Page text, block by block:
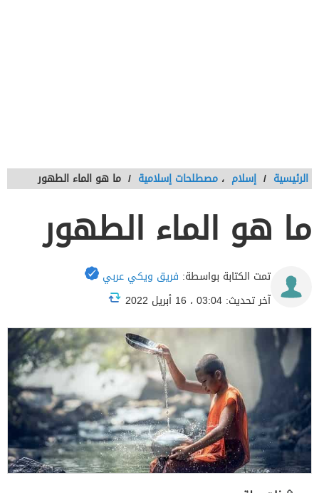
الرئيسية / إسلام ، مصطلحات إسلامية / ما هو الماء الطهور
ما هو الماء الطهور
تمت الكتابة بواسطة: فريق ويكي عربي
آخر تحديث: 03:04 ، 16 أبريل 2022